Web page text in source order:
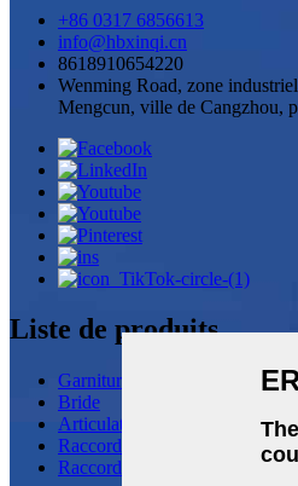
+86 0317 6856613
info@hbxinqi.cn
8618910654220
Wenming Road, zone
Mengcun, ville de Cangzhou,
Liste de produits
Garnitures de tuyauterie de
Bride
Articulation flexible
Raccords SW forgés
Raccords filetés forgés